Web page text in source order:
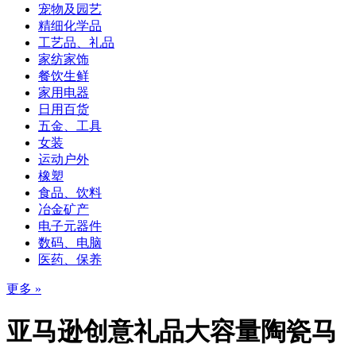
宠物及园艺
精细化学品
工艺品、礼品
家纺家饰
餐饮生鲜
家用电器
日用百货
五金、工具
女装
运动户外
橡塑
食品、饮料
冶金矿产
电子元器件
数码、电脑
医药、保养
更多 »
亚马逊创意礼品大容量陶瓷马